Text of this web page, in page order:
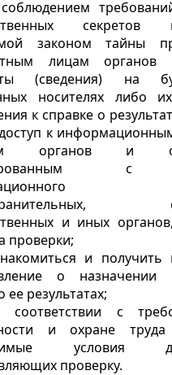
законом тайны
лицам органов
(сведения) на
носителях либо
к справке о
к
органов и
с
и иных
проверки;
и получить
о назначении
ее результатах;
с
и охране труда
условия
проверку.